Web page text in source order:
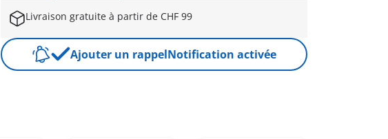
Livraison gratuite à partir de CHF 99
Ajouter un rappelNotification activée